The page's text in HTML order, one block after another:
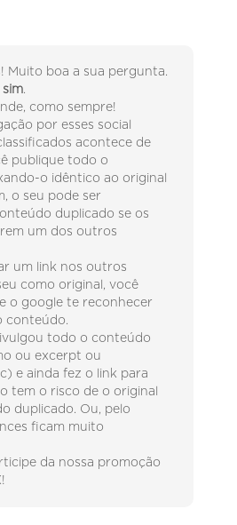
Muito boa a sua pergunta.
sim.
como sempre!
por esses social
acontece de
publique todo o
o idêntico ao original
o seu pode ser
duplicado se os
um dos outros
um link nos outros
como original, você
o google te reconhecer
conteúdo.
todo o conteúdo
ou excerpt ou
e ainda fez o link para
tem o risco de o original
duplicado. Ou, pelo
ficam muito
da nossa promoção